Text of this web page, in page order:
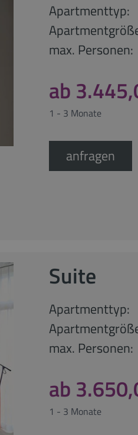
Apartmenttyp:
max. Personen:
ab
1 - 3 Monate
anfragen
Suite
Apartmenttyp:
max. Personen:
ab
1 - 3 Monate